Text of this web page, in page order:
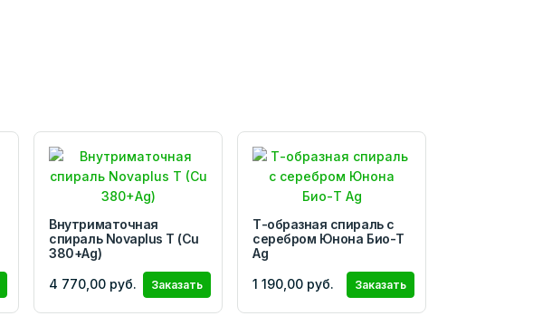
Внутриматочная
спираль Novaplus T (Cu
380+Ag)
4 770,00 руб. Заказать
Т-образная спираль с
серебром Юнона Био-Т
Ag
1 190,00 руб. Заказать